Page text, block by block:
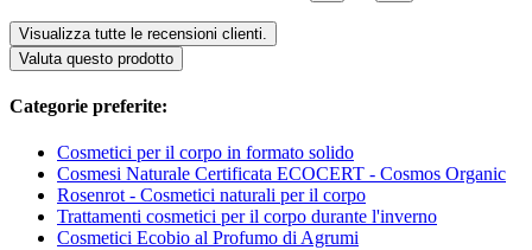
Visualizza tutte le recensioni clienti.
Valuta questo prodotto
Categorie preferite:
Cosmetici per il corpo in formato solido
Cosmesi Naturale Certificata ECOCERT - Cosmos Organic
Rosenrot - Cosmetici naturali per il corpo
Trattamenti cosmetici per il corpo durante l'inverno
Cosmetici Ecobio al Profumo di Agrumi